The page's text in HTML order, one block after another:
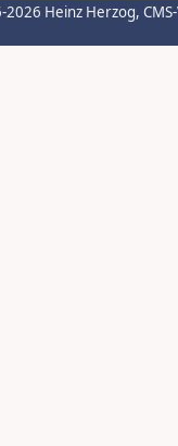
Heinz Herzog,